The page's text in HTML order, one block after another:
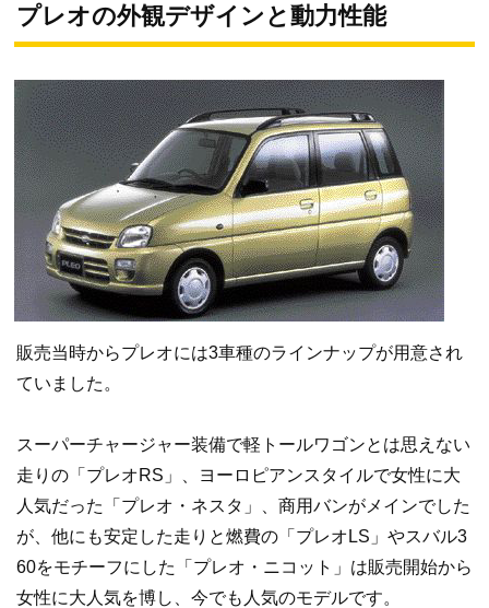
プレオの外観デザインと動力性能
販売当時からプレオには3車種のラインナップが用意され
ていました。
スーパーチャージャー装備で軽トールワゴンとは思えない
走りの「プレオRS」、ヨーロピアンスタイルで女性に大
人気だった「プレオ・ネスタ」、商用バンがメインでした
が、他にも安定した走りと燃費の「プレオLS」やスバル3
60をモチーフにした「プレオ・ニコット」は販売開始から
女性に大人気を博し、今でも人気のモデルです。